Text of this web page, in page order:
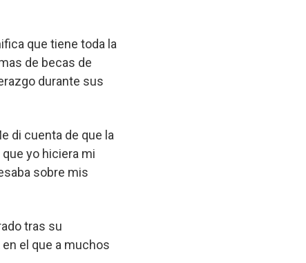
que tiene toda la
de becas de
durante sus
di cuenta de que la
yo hiciera mi
sobre mis
tras su
el que a muchos